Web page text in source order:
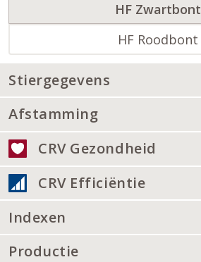
HF Zwartbont
HF Roodbont
Stiergegevens
Afstamming
CRV Gezondheid
CRV Efficiëntie
Indexen
Productie